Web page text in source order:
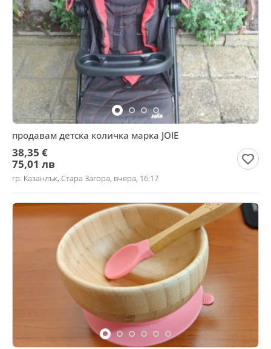
продавам детска количка марка JOIE
38,35 €
75,01 лв
гр. Казанлък, Стара Загора, вчера, 16:17